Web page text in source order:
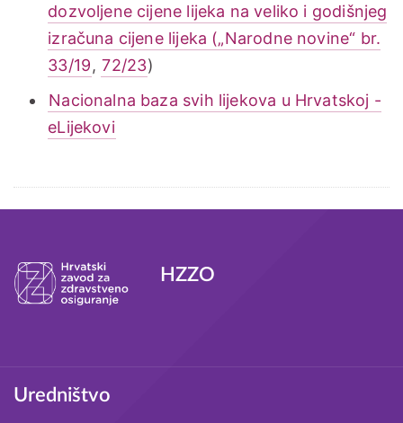
dozvoljene cijene lijeka na veliko i godišnjeg
izračuna cijene lijeka („Narodne novine“ br.
33/19, 72/23)
Nacionalna baza svih lijekova u Hrvatskoj -
eLijekovi
Podnožje
HZZO
Uredništvo